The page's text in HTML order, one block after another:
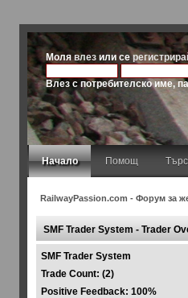
Молявлез или се
Влез с потребителско име,
Начало Помощ
RailwayPassion.com - Форум за
SMF Trader System - Trader
SMF Trader System
Trade Count: (2)
Positive Feedback: 100%